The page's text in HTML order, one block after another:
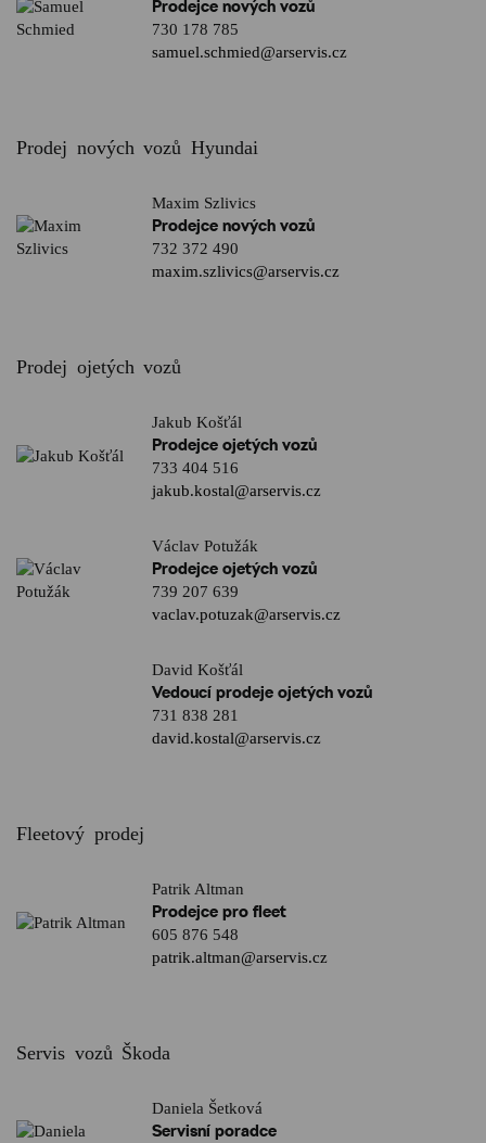
Prodejce nových vozů
730 178 785
samuel.schmied@arservis.cz
Prodej nových vozů Hyundai
Maxim Szlivics
Prodejce nových vozů
732 372 490
maxim.szlivics@arservis.cz
Prodej ojetých vozů
Jakub Košťál
Prodejce ojetých vozů
733 404 516
jakub.kostal@arservis.cz
Václav Potužák
Prodejce ojetých vozů
739 207 639
vaclav.potuzak@arservis.cz
David Košťál
Vedoucí prodeje ojetých vozů
731 838 281
david.kostal@arservis.cz
Fleetový prodej
Patrik Altman
Prodejce pro fleet
605 876 548
patrik.altman@arservis.cz
Servis vozů Škoda
Daniela Šetková
Servisní poradce